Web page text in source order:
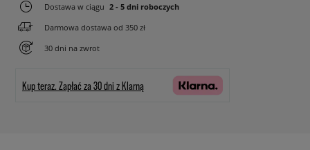
Dostawa w ciągu 2 - 5 dni roboczych
Darmowa dostawa od 350 zł
30 dni na zwrot
Kup teraz. Zapłać za 30 dni z Klarną